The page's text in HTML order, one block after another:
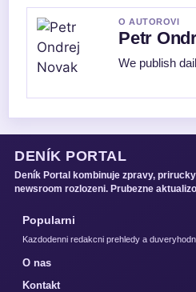
O AUTOROVI
Petr
We publish
DENÍK PORTAL
Deník Portal kombinuje zpravy,
newsroom rozlozeni. Prubezne
Popularni
Kazdodenni redakcni prehledy a
O nas
Kontakt